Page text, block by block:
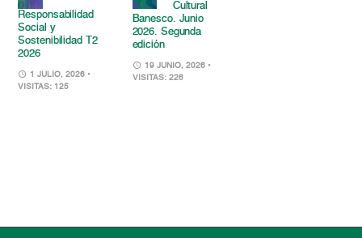
Responsabilidad
Social y
Sostenibilidad T2
2026
1 JULIO, 2026 •
VISITAS: 125
Cultural
Banesco. Junio
2026. Segunda
edición
19 JUNIO, 2026 •
VISITAS: 226